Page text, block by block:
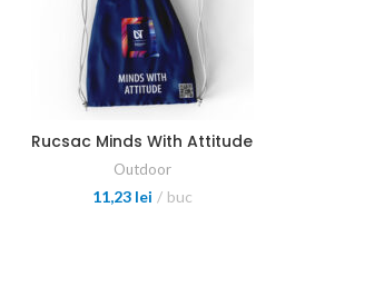
Rucsac Minds With Attitude
Outdoor
11,23 lei buc